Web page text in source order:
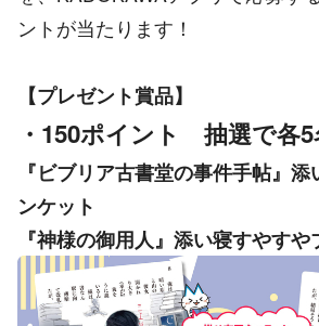
ントが当たります！
【プレゼント賞品】
・150ポイント 抽選で各5
『ビブリア古書堂の事件手帖』
ンケット
『神様の御用人』添い寝すやすや